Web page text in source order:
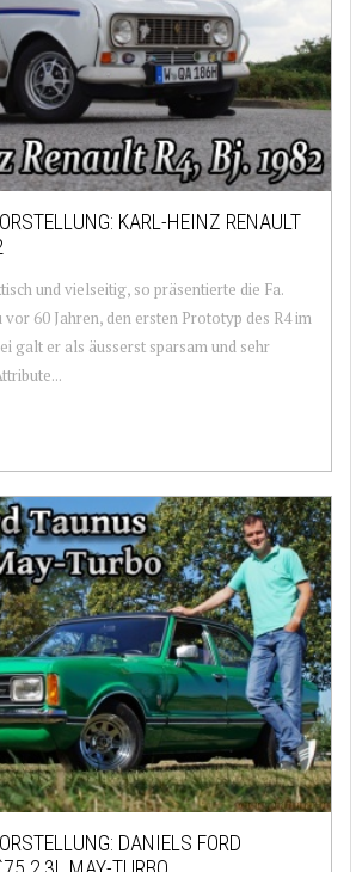
KARL-HEINZ RENAULT
und vielseitig, so präsentierte die Fa.
vor 60 Jahren, den ersten Prototyp des R4 im
galt er als äusserst sparsam und sehr
DANIELS FORD